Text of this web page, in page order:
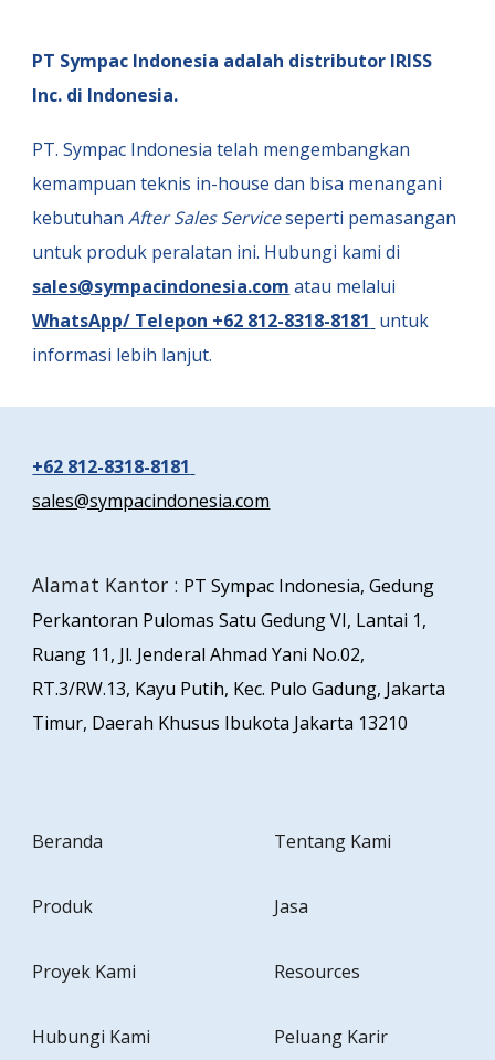
PT Sympac Indonesia adalah distributor IRISS
Inc. di Indonesia.
PT. Sympac Indonesia telah mengembangkan
kemampuan teknis in-house dan bisa menangani
kebutuhanAfter Sales Serviceseperti pemasangan
untuk produk peralatan ini. Hubungi kami di
sales@sympacindonesia.com atau melalui
WhatsApp/ Telepon +62 812-8318-8181 untuk
informasi lebih lanjut.
+62 812-8318-8181
sales@sympacindonesia.com
Alamat Kantor : PT Sympac Indonesia, Gedung
Perkantoran Pulomas Satu Gedung VI, Lantai 1,
Ruang 11, Jl. Jenderal Ahmad Yani No.02,
RT.3/RW.13, Kayu Putih, Kec. Pulo Gadung, Jakarta
Timur, Daerah Khusus Ibukota Jakarta 13210
Beranda
Produk
Proyek Kami
Hubungi Kami
Tentang Kami
Jasa
Resources
Peluang Karir